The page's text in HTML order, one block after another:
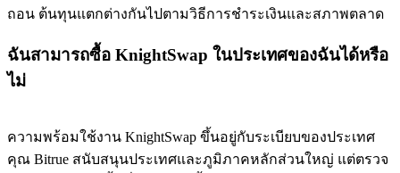
ถอน ต้นทุนแตกต่างกันไปตามวิธีการชำระเงินและสภาพตลาด
ฉันสามารถซื้อ KnightSwap ในประเทศของฉันได้หรือ
ไม่
ความพร้อมใช้งาน KnightSwap ขึ้นอยู่กับระเบียบของประเทศ
คุณ Bitrue สนับสนุนประเทศและภูมิภาคหลักส่วนใหญ่ แต่ตรวจ